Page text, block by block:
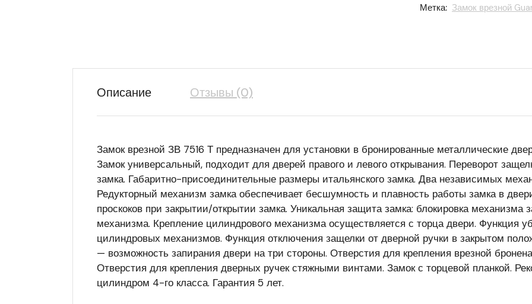
Метка: Замок врезной
Описание Отзывы (0)
Замок врезной ЗВ 7516 Т предназначен для установки в бронированные металлические
Замок универсальный, подходит для дверей правого и левого открывания. Переворот
замка. Габаритно-присоединительные размеры итальянского замка. Два независимых
Редукторный механизм замка обеспечивает бесшумность и плавность работы замка в
проскоков при закрытии/открытии замка. Уникальная защита замка: блокировка
механизма. Крепление цилиндрового механизма осуществляется с торца двери. Функция
цилиндровых механизмов. Функция отключения защелки от дверной ручки в закрытом
— возможность запирания двери на три стороны. Отверстия для крепления врезной
Отверстия для крепления дверных ручек стяжными винтами. Замок с торцевой планкой.
цилиндром 4-го класса. Гарантия 5 лет.